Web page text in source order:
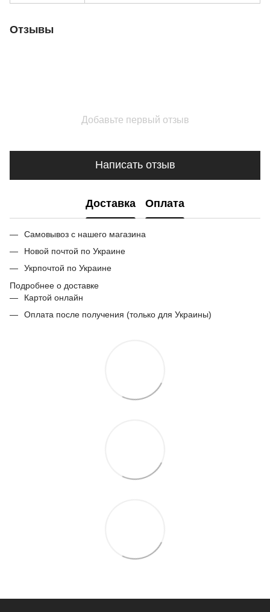
Отзывы
Добавьте первый отзыв
Написать отзыв
Доставка Оплата
Самовывоз с нашего магазина
Новой почтой по Украине
Укрпочтой по Украине
Подробнее о доставке
Картой онлайн
Оплата после получения (только для Украины)